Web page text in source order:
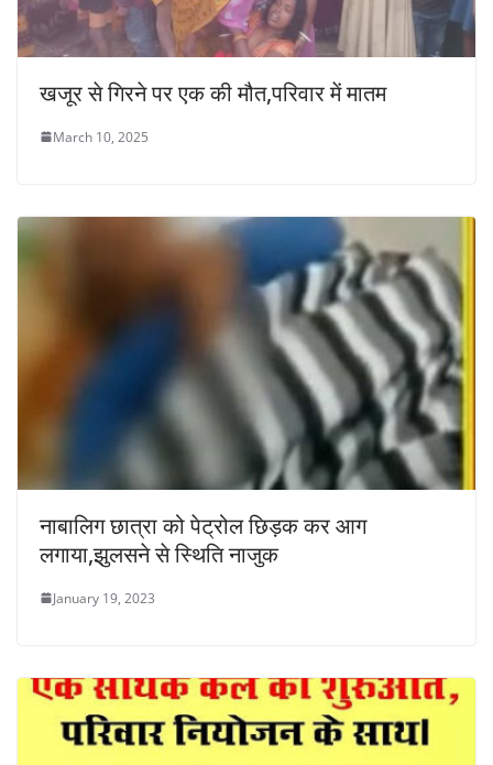
खजूर से गिरने पर एक की मौत,परिवार में मातम
March 10, 2025
नाबालिग छात्रा को पेट्रोल छिड़क कर आग
लगाया,झुलसने से स्थिति नाजुक
January 19, 2023